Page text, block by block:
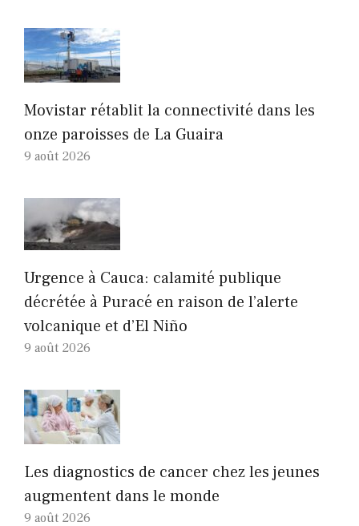
Movistar rétablit la connectivité dans les
onze paroisses de La Guaira
9 août 2026
Urgence à Cauca: calamité publique
décrétée à Puracé en raison de l’alerte
volcanique et d’El Niño
9 août 2026
Les diagnostics de cancer chez les jeunes
augmentent dans le monde
9 août 2026